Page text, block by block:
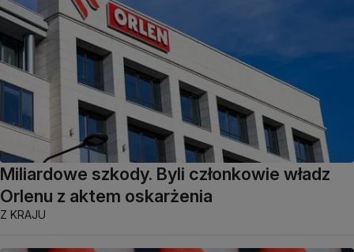
Miliardowe szkody. Byli członkowie władz
Orlenu z aktem oskarżenia
Z KRAJU